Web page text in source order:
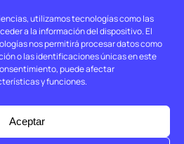
utilizamos tecnologías como las
a la información del dispositivo. El
nos permitirá procesar datos como
o las identificaciones únicas en este
puede afectar
y funciones.
Aceptar
Aviso legal
de cookies